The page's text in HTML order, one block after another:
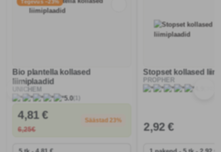
Tegevus −23%
Bio plantella kollased
liimiplaadid
UNICHEM
5.0(1)
4,81 €
6,25€
Säästad 23%
Stopset kollased
PROPHER
2,92 €